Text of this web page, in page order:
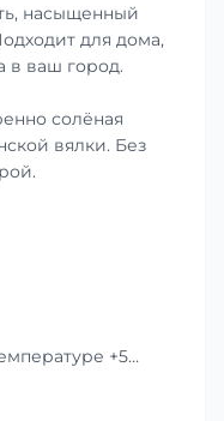
насыщенный
для дома,
в ваш город.
солёная
вялки. Без
+5…